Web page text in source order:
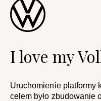
I love my
Uruchomienie platformy
celem było zbudowanie